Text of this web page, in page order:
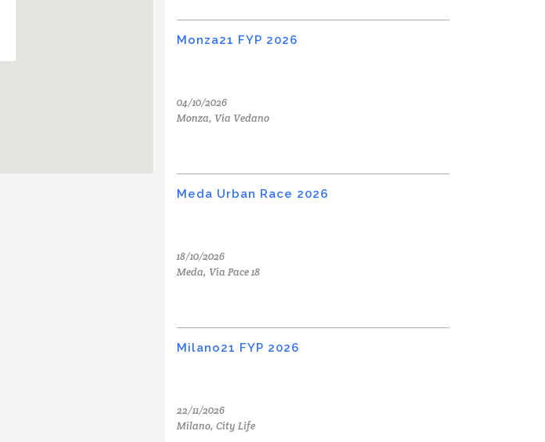
Monza21 FYP 2026
04/10/2026
Monza, Via Vedano
Meda Urban Race 2026
18/10/2026
Meda, Via Pace 18
Milano21 FYP 2026
22/11/2026
Milano, City Life